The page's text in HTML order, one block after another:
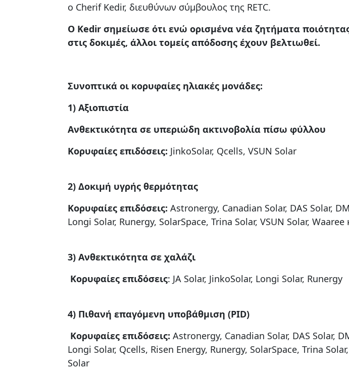
ο Cherif Kedir, διευθύνων σύμβουλος της RETC.
Ο Kedir σημείωσε ότι ενώ ορισμένα νέα ζητήματα
στις δοκιμές, άλλοι τομείς απόδοσης έχουν βελτιωθεί.
Συνοπτικά οι κορυφαίες ηλιακές μονάδες:
1) Αξιοπιστία
Ανθεκτικότητα σε υπεριώδη ακτινοβολία πίσω φύλλου
Κορυφαίες επιδόσεις: JinkoSolar, Qcells, VSUN Solar
2) Δοκιμή υγρής θερμότητας
Κορυφαίες επιδόσεις: Astronergy, Canadian Solar, DAS Solar,
Longi Solar, Runergy, SolarSpace, Trina Solar, VSUN Solar, Waaree
3) Ανθεκτικότητα σε χαλάζι
Κορυφαίες επιδόσεις: JA Solar, JinkoSolar, Longi Solar, Runergy
4) Πιθανή επαγόμενη υποβάθμιση (PID)
Κορυφαίες επιδόσεις: Astronergy, Canadian Solar, DAS Solar,
Longi Solar, Qcells, Risen Energy, Runergy, SolarSpace, Trina
Solar